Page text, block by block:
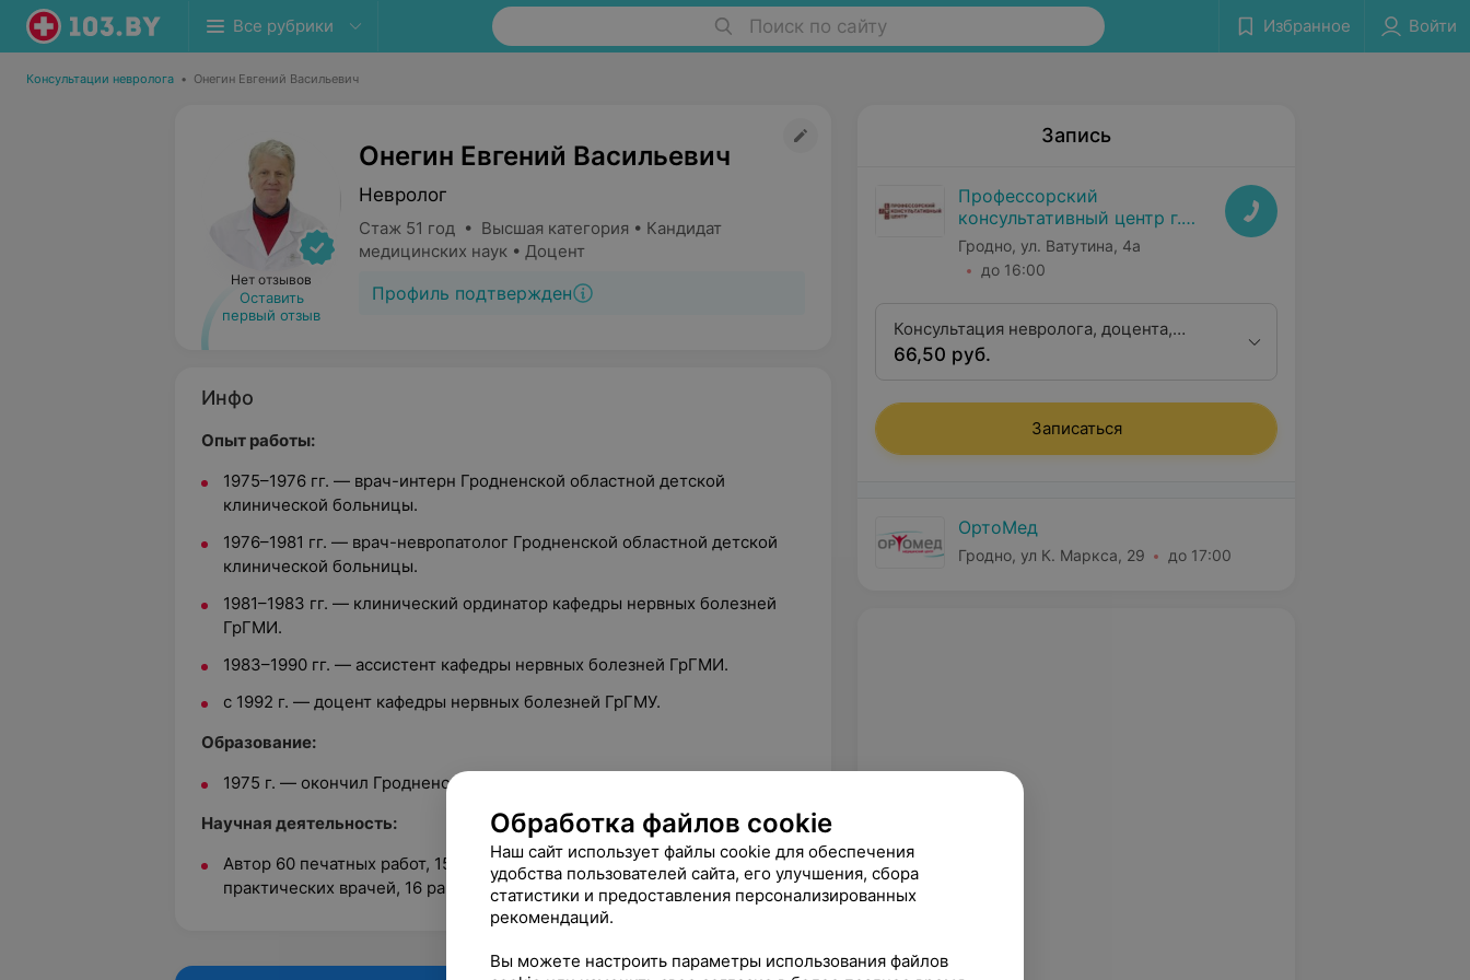
Все рубрики Поиск по сайту Избранное Войти
Консультации невролога • Онегин Евгений Васильевич
Нет отзывов
Оставить
первый отзыв
Онегин Евгений Васильевич
Невролог
Стаж 51 год • Высшая категория • Кандидат
медицинских наук • Доцент
Профиль подтвержден
Инфо
Опыт работы:
1975–1976 гг. — врач-интерн Гродненской областной детской
клинической больницы.
1976–1981 гг. — врач-невропатолог Гродненской областной детской
клинической больницы.
1981–1983 гг. — клинический ординатор кафедры нервных болезней
ГрГМИ.
1983–1990 гг. — ассистент кафедры нервных болезней ГрГМИ.
с 1992 г. — доцент кафедры нервных болезней ГрГМУ.
Образование:
1975 г. — окончил Гродненский государственный мединститут.
Научная деятельность:
Автор 60 печатных работ, 15 методических рекомендаций для
практических врачей, 16 рационализаторских предложений.
Запись
Профессорский
консультативный центр г.
Гродно
Гродно, ул. Ватутина, 4а
до 16:00
Консультация невролога, доцента,
кандидата медицинских наук
66,50 руб.
Записаться
ОртоМед
Гродно, ул К. Маркса, 29 до 17:00
Обработка файлов cookie
Наш сайт использует файлы cookie для обеспечения
удобства пользователей сайта, его улучшения, сбора
статистики и предоставления персонализированных
рекомендаций.
Вы можете настроить параметры использования файлов